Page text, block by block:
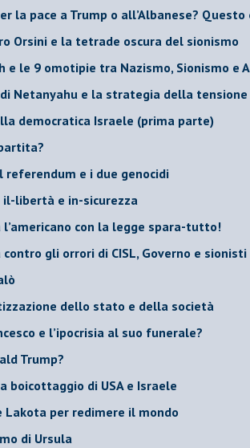
la pace a Trump o all’Albanese?
Orsini e la tetrade oscura del sionismo
e le 9 omotipie tra Nazismo, Sionismo e
Netanyahu e la strategia della tensione
democratica Israele (prima parte)
referendum e i due genocidi
il-libertà e in-sicurezza
l’americano con la legge spara-tutto!
contro gli orrori di CISL, Governo e sionisti
dello stato e della società
e l’ipocrisia al suo funerale?
Trump?
boicottaggio di USA e Israele
Lakota per redimere il mondo
di Ursula